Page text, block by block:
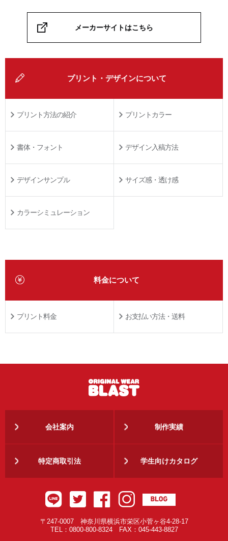
メーカーサイトはこちら
プリント・デザインについて
プリント方法の紹介 プリントカラー
書体・フォント デザイン入稿方法
デザインサンプル サイズ感・透け感
カラーシミュレーション
料金について
プリント料金 お支払い方法・送料
会社案内 制作実績
特定商取引法 学生向けカタログ
〒247-0007 神奈川県横浜市栄区小菅ヶ谷4-28-17
TEL：0800-800-8324 FAX：045-443-8827